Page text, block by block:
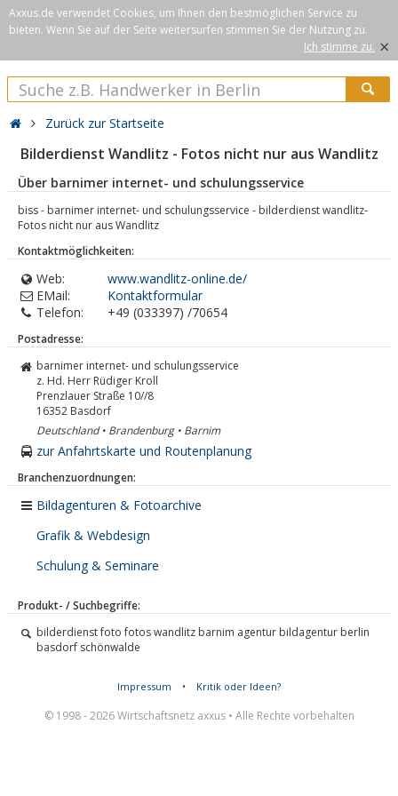
Axxus.de verwendet Cookies, um Ihnen den bestmöglichen Service zu
bieten. Wenn Sie auf der Seite weitersurfen stimmen Sie der Nutzung zu.
Ich stimme zu. ×
Zurück zur Startseite
Bilderdienst Wandlitz - Fotos nicht nur aus Wandlitz
Über barnimer internet- und schulungsservice
biss - barnimer internet- und schulungsservice - bilderdienst wandlitz-
Fotos nicht nur aus Wandlitz
Kontaktmöglichkeiten:
Web:
www.wandlitz-online.de/
EMail:
Kontaktformular
Telefon:
+49 (033397) /70654
Postadresse:
barnimer internet- und schulungsservice
z. Hd. Herr Rüdiger Kroll
Prenzlauer Straße 10//8
16352 Basdorf
Deutschland • Brandenburg • Barnim
zur Anfahrtskarte und Routenplanung
Branchenzuordnungen:
Bildagenturen & Fotoarchive
Grafik & Webdesign
Schulung & Seminare
Produkt- / Suchbegriffe:
bilderdienst foto fotos wandlitz barnim agentur bildagentur berlin
basdorf schönwalde
Impressum • Kritik oder Ideen?
© 1998 - 2026 Wirtschaftsnetz axxus • Alle Rechte vorbehalten